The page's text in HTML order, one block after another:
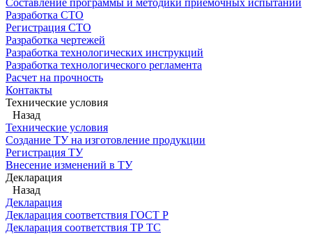
Составление программы и методики приемочных испытаний
Разработка СТО
Регистрация СТО
Разработка чертежей
Разработка технологических инструкций
Разработка технологического регламента
Расчет на прочность
Контакты
Технические условия
Назад
Технические условия
Создание ТУ на изготовление продукции
Регистрация ТУ
Внесение изменений в ТУ
Декларация
Назад
Декларация
Декларация соответствия ГОСТ Р
Декларация соответствия ТР ТС